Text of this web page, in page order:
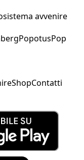
avvenire
PopotusPop
ShopContatti